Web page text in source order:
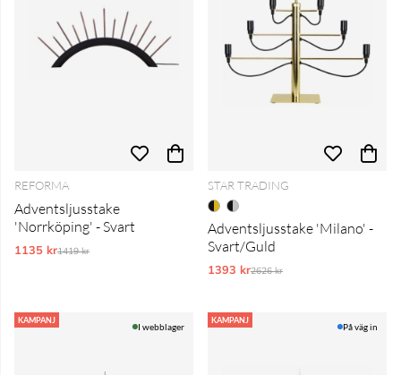
REFORMA
Adventsljusstake
'Norrköping' - Svart
1135 krOrdinarie pris:
1419 kr
STAR TRADING
Adventsljusstake 'Milano' -
Svart/Guld
1393 krOrdinarie pris:
2626 kr
KAMPANJ
I webblager
KAMPANJ
På väg in